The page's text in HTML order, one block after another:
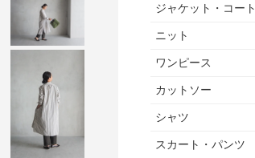
ジャケット・コート
ニット
ワンピース
カットソー
シャツ
スカート・パンツ